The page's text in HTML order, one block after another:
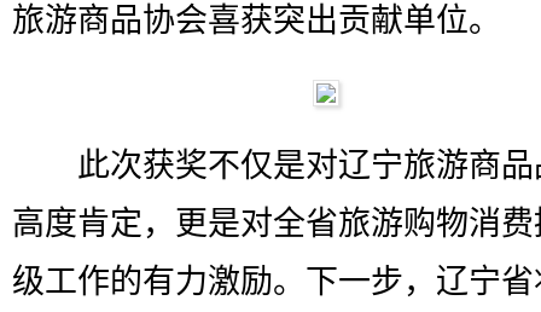
旅游商品协会喜获突出贡献单位。
此次获奖不仅是对辽宁旅游商品
高度肯定，更是对全省旅游购物消
级工作的有力激励。下一步，辽宁